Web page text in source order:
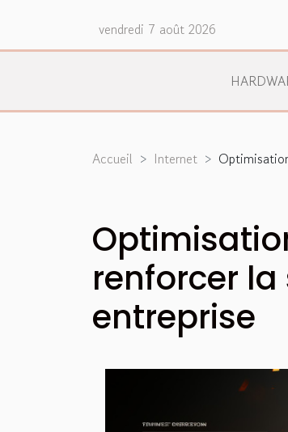
vendredi 7 août 2026
Accueil Internet
renforcer
entreprise